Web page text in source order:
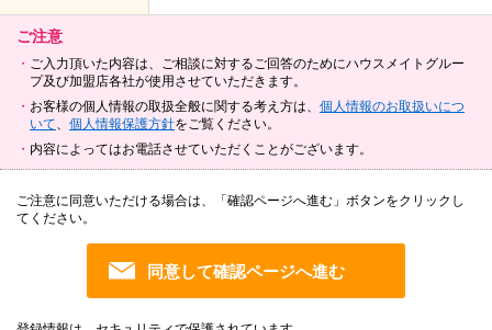
ご注意
ご入力頂いた内容は、ご相談に対するご回答のためにハウスメイトグルー
プ及び加盟店各社が使用させていただきます。
お客様の個人情報の取扱全般に関する考え方は、 個人情報のお取扱いにつ
いて、 個人情報保護方針をご覧ください。
内容によってはお電話させていただくことがございます。
ご注意に同意いただける場合は、「確認ページへ進む」ボタンをクリックし
てください。